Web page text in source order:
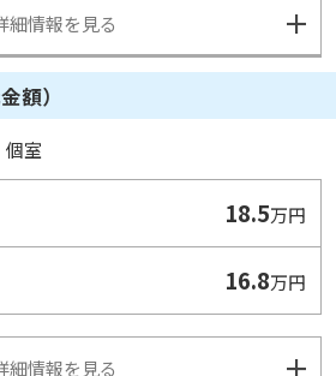
細情報を見る
額）
個室
18.5万円
16.8万円
細情報を見る